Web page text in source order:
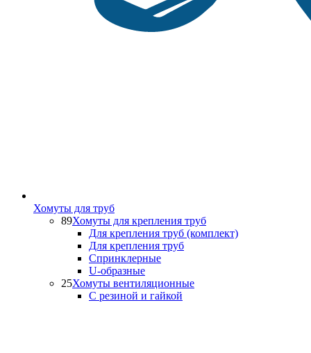
Хомуты для труб
89Хомуты для крепления труб
Для крепления труб (комплект)
Для крепления труб
Спринклерные
U-образные
25Хомуты вентиляционные
С резиной и гайкой